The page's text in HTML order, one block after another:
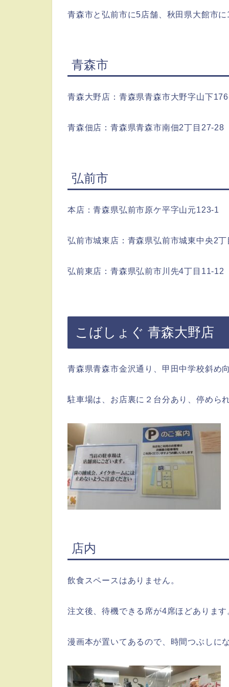
青森市と弘前市に5店舗、秋田県大館市
青森市
青森大野店：青森県青森市大野字山下
青森佃店：青森県青森市南佃2丁目27-28
弘前市
本店：青森県弘前市原ケ平字山元123-1
弘前市城東店：青森県弘前市城東中央2
弘前東店：青森県弘前市川先4丁目11-12
こばしょぐ 青森大野店
青森県青森市金沢通り、 甲田中学校斜め
駐車場は、お店裏に２台分あり、停めら
店内
飲食スペースはありません。
注文後、待機できる席が4席ほどあります
漫画本が置いてあるので、時間つぶしに